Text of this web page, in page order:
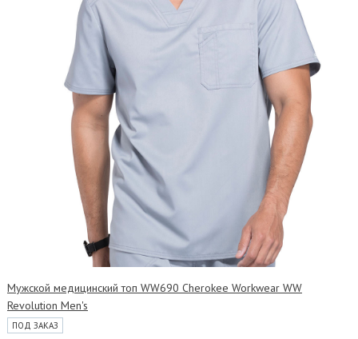
Мужской медицинский топ WW690 Cherokee Workwear WW
Revolution Men's
ПОД ЗАКАЗ